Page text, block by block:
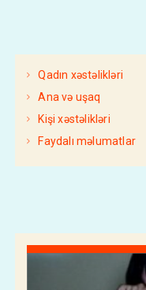
Qadın xəstəlikləri
Ana və uşaq
Kişi xəstəlikləri
Faydalı məlumatlar